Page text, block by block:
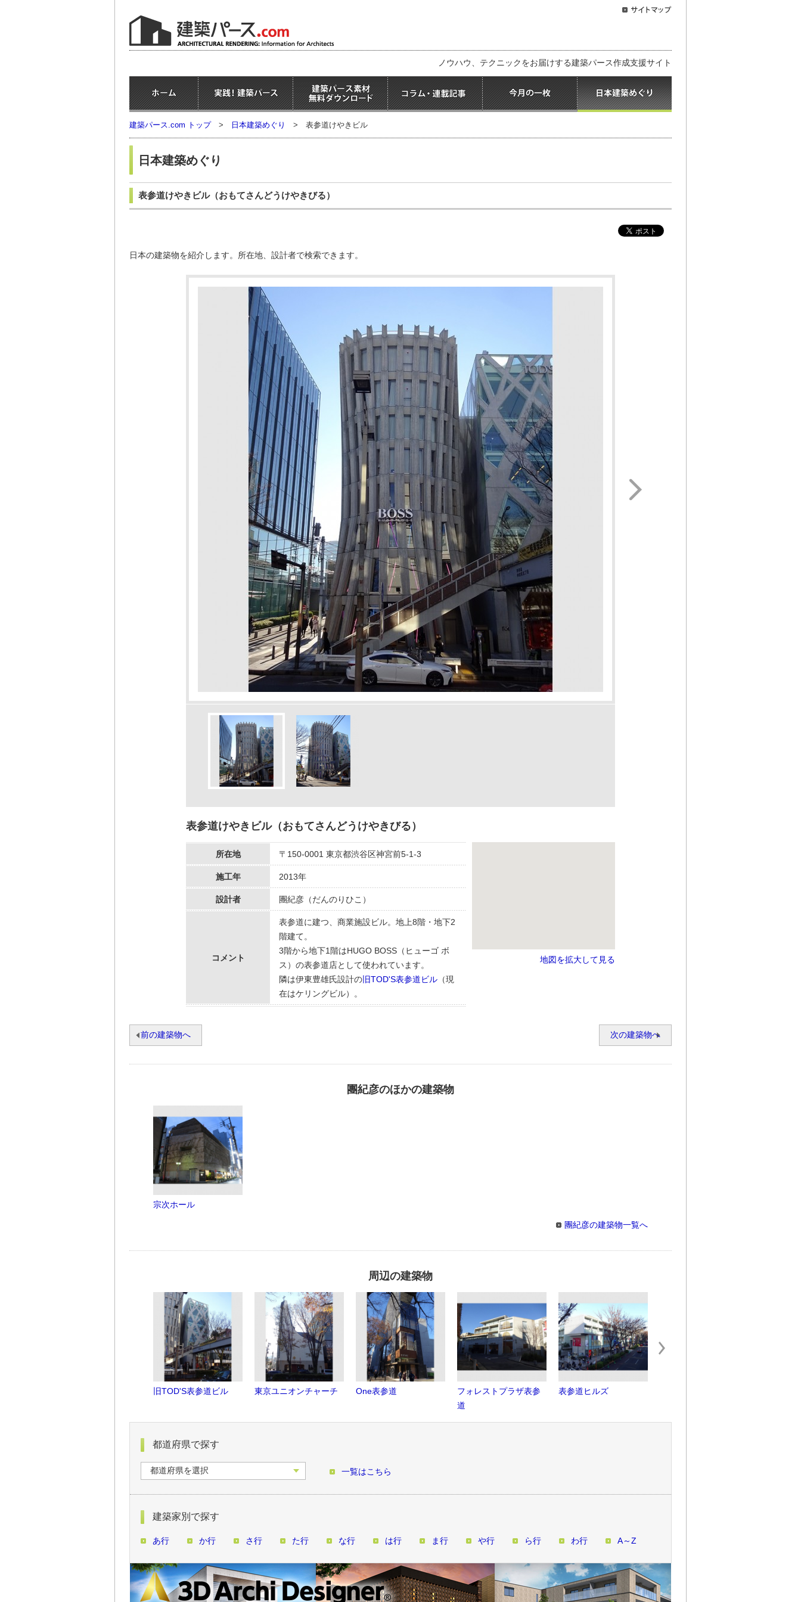
ノウハウ、テクニックをお届けする建築パース作成支援サイト
建築パース.com トップ > 日本建築めぐり > 表参道けやきビル
日本建築めぐり
表参道けやきビル（おもてさんどうけやきびる）
日本の建築物を紹介します。所在地、設計者で検索できます。
表参道けやきビル（おもてさんどうけやきびる）
所在地 〒150-0001 東京都渋谷区神宮前5-1-3
施工年 2013年
設計者 團紀彦（だんのりひこ）
コメント
表参道に建つ、商業施設ビル。地上8階・地下2
階建て。
3階から地下1階はHUGO BOSS（ヒューゴ ボ
ス）の表参道店として使われています。
隣は伊東豊雄氏設計の 旧TOD'S表参道ビル （現
在はケリングビル）。
地図を拡大して見る
前の建築物へ 次の建築物へ
團紀彦のほかの建築物
宗次ホール
團紀彦の建築物一覧へ
周辺の建築物
旧TOD'S表参道ビル 東京ユニオンチャーチ One表参道
フォレストプラザ表参
道
表参道ヒルズ
都道府県で探す
一覧はこちら
建築家別で探す
あ行 か行 さ行 た行 な行 は行 ま行 や行 ら行 わ行 A～Z